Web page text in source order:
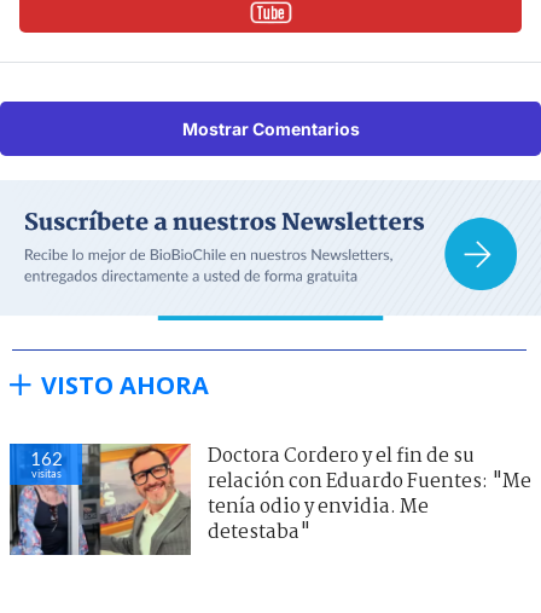
Mostrar Comentarios
VISTO AHORA
162
visitas
Doctora Cordero y el fin de su
relación con Eduardo Fuentes: "Me
tenía odio y envidia. Me
detestaba"